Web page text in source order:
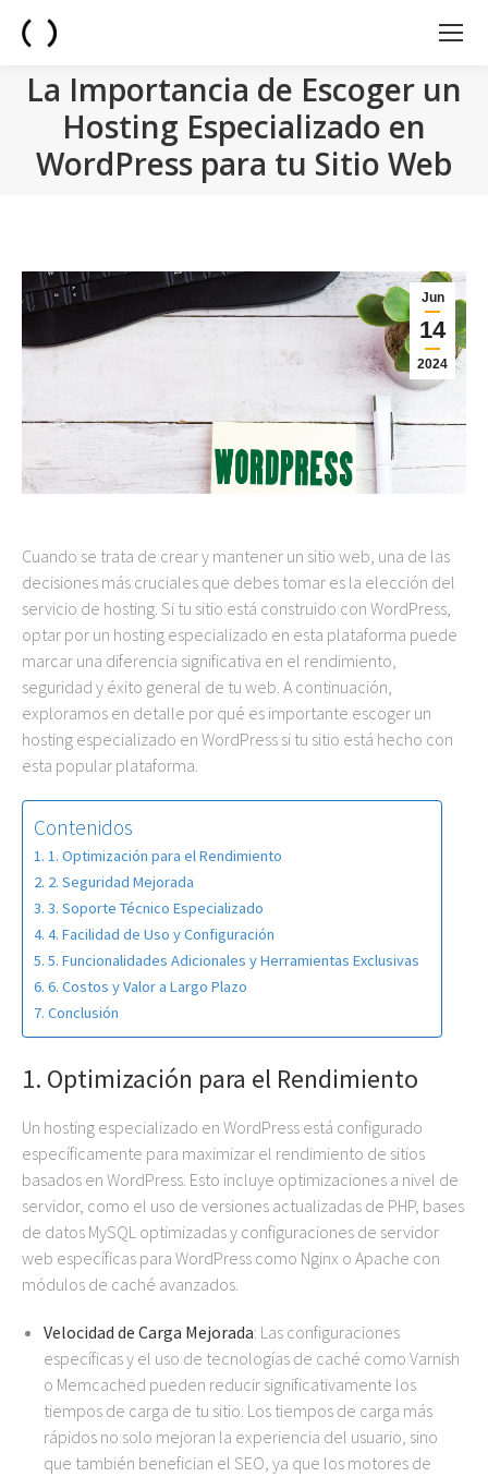
La Importancia de Escoger un
Hosting Especializado en
WordPress para tu Sitio Web
Jun
14
2024
Cuando se trata de crear y mantener un sitio web, una de las
decisiones más cruciales que debes tomar es la elección del
servicio de hosting. Si tu sitio está construido con WordPress,
optar por un hosting especializado en esta plataforma puede
marcar una diferencia significativa en el rendimiento,
seguridad y éxito general de tu web. A continuación,
exploramos en detalle por qué es importante escoger un
hosting especializado en WordPress si tu sitio está hecho con
esta popular plataforma.
Contenidos
1. Optimización para el Rendimiento
2. Seguridad Mejorada
3. Soporte Técnico Especializado
4. Facilidad de Uso y Configuración
5. Funcionalidades Adicionales y Herramientas Exclusivas
6. Costos y Valor a Largo Plazo
Conclusión
1. Optimización para el Rendimiento
Un hosting especializado en WordPress está configurado
específicamente para maximizar el rendimiento de sitios
basados en WordPress. Esto incluye optimizaciones a nivel de
servidor, como el uso de versiones actualizadas de PHP, bases
de datos MySQL optimizadas y configuraciones de servidor
web específicas para WordPress como Nginx o Apache con
módulos de caché avanzados.
Velocidad de Carga Mejorada: Las configuraciones
específicas y el uso de tecnologías de caché como Varnish
o Memcached pueden reducir significativamente los
tiempos de carga de tu sitio. Los tiempos de carga más
rápidos no solo mejoran la experiencia del usuario, sino
que también benefician el SEO, ya que los motores de